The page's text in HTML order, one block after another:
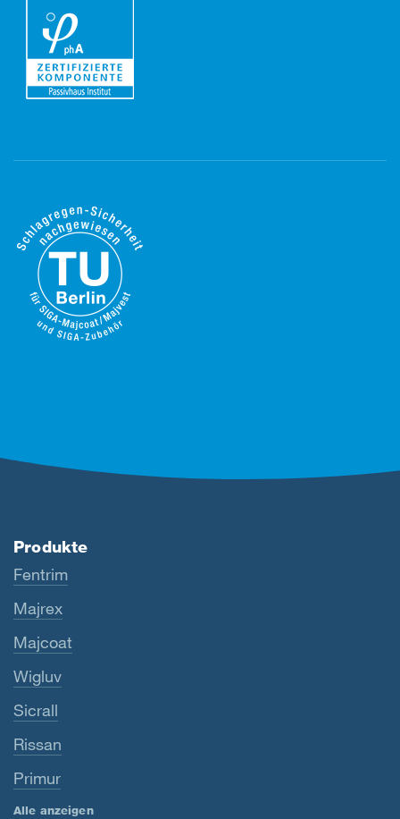
Produkte
Fentrim
Majrex
Majcoat
Wigluv
Sicrall
Rissan
Primur
Alle anzeigen